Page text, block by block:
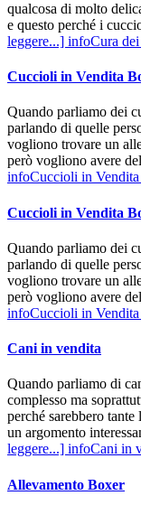
qualcosa di molto
e questo perché i
leggere...] infoCura
Cuccioli in Vendita
Quando parliamo dei
parlando di quelle
vogliono trovare un
però vogliono avere
infoCuccioli in
Cuccioli in Vendita
Quando parliamo dei
parlando di quelle
vogliono trovare un
però vogliono avere
infoCuccioli in
Cani in vendita
Quando parliamo di
complesso ma
perché sarebbero
un argomento
leggere...] infoCani in
Allevamento Boxer